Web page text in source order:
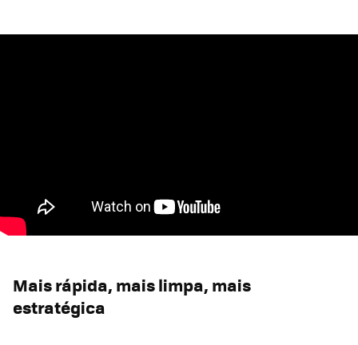
Mais rápida, mais limpa, mais
estratégica